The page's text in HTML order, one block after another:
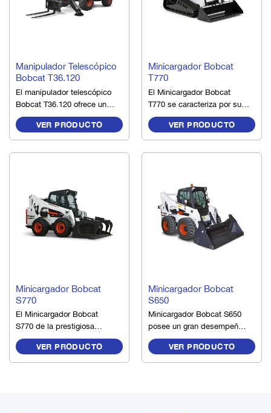
peso.
Manipulador Telescópico
Bobcat T36.120
El manipulador telescópico
Bobcat T36.120 ofrece una
altura de levante de 12
metros, con estabilizadores
y una nivelación que genera
una estabilidad
equilibrio entre la capacidad
de maniobra y rendimiento.
VER PRODUCTO
Minicargador Bobcat
T770
El Minicargador Bobcat
T770 se caracteriza por su
potencia, fuerza de empuje,
capacidad de flotación y
elevación logrando una gran
reputación de ser las
industria.
VER PRODUCTO
Minicargador Bobcat
S770
El Minicargador Bobcat
S770 de la prestigiosa
marca Bobcat posee un
gran desempeño en
diversos tipos de
VER PRODUCTO
Minicargador Bobcat
S650
Minicargador Bobcat S650
posee un gran desempeño
en diversos tipos de
aplicaciones, con su
durabilidad, calidad y
VER PRODUCTO